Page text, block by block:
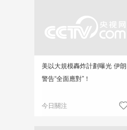
美以大規模轟炸計劃曝光 伊朗
警告“全面應對”！
今日關注